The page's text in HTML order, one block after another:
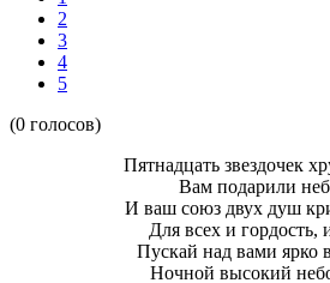
2
3
4
5
(0 голосов)
Пятнадцать звездочек
Вам подарили
И ваш союз двух душ
Для всех и гордость,
Пускай над вами ярко
Ночной высокий